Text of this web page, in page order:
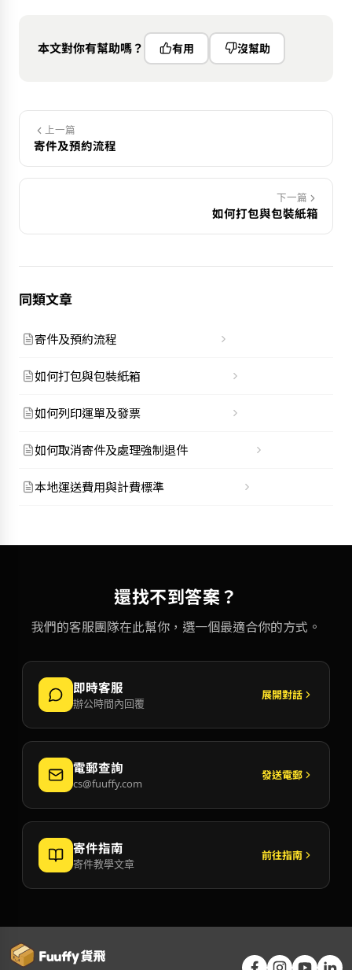
本文對你有幫助嗎？ 有用 沒幫助
上一篇
寄件及預約流程
下一篇
如何打包與包裝紙箱
同類文章
寄件及預約流程
如何打包與包裝紙箱
如何列印運單及發票
如何取消寄件及處理強制退件
本地運送費用與計費標準
還找不到答案？
我們的客服團隊在此幫你，選一個最適合你的方式。
即時客服
辦公時間內回覆
展開對話
電郵查詢
cs@fuuffy.com
發送電郵
寄件指南
寄件教學文章
前往指南